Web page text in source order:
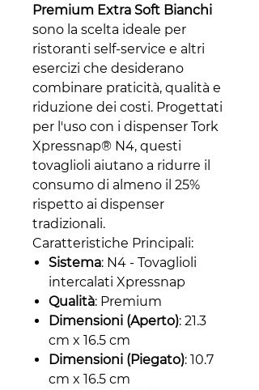
Premium Extra Soft Bianchi
sono la scelta ideale per
ristoranti self-service e altri
esercizi che desiderano
combinare praticità, qualità e
riduzione dei costi. Progettati
per l'uso con i dispenser Tork
Xpressnap® N4, questi
tovaglioli aiutano a ridurre il
consumo di almeno il 25%
rispetto ai dispenser
tradizionali.
Caratteristiche Principali:
Sistema: N4 - Tovaglioli
intercalati Xpressnap
Qualità: Premium
Dimensioni (Aperto): 21.3
cm x 16.5 cm
Dimensioni (Piegato): 10.7
cm x 16.5 cm